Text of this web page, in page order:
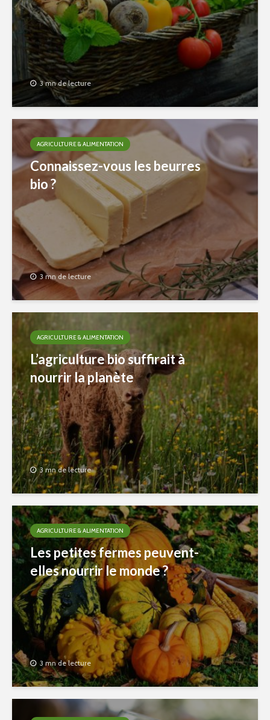
3 mn de lecture
AGRICULTURE & ALIMENTATION
Connaissez-vous les beurres
bio ?
3 mn de lecture
AGRICULTURE & ALIMENTATION
L’agriculture bio suffirait à
nourrir la planète
3 mn de lecture
AGRICULTURE & ALIMENTATION
Les petites fermes peuvent-
elles nourrir le monde ?
3 mn de lecture